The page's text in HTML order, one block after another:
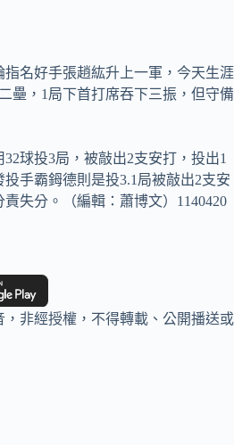
名好手張趙紘升上一軍，今天生涯
壘，1局下首打席吞下三振，但守備
球投3局，被敲出2支安打，投出1
手霸鉧德則是投3.1局被敲出2支安
失分。（編輯：蕭博文）1140420
非經授權，不得轉載、公開播送或